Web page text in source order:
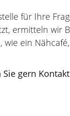
für Ihre
ermitteln wir
ein
gern